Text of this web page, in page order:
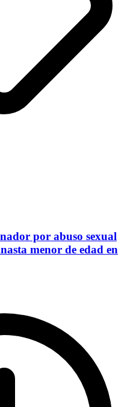
por abuso sexual
menor de edad en